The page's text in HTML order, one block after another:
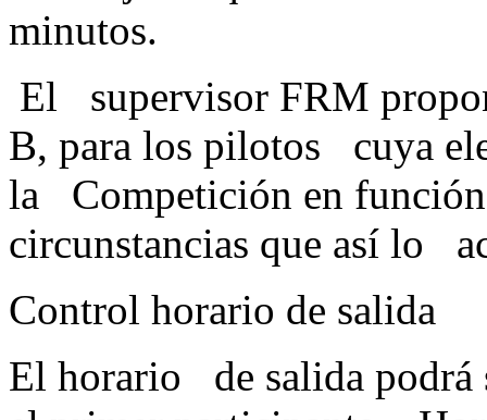
El supervisor FRM
B, para los pilotos cuya
la Competición en
circunstancias que
Control horario de salida
El horario de salida podrá